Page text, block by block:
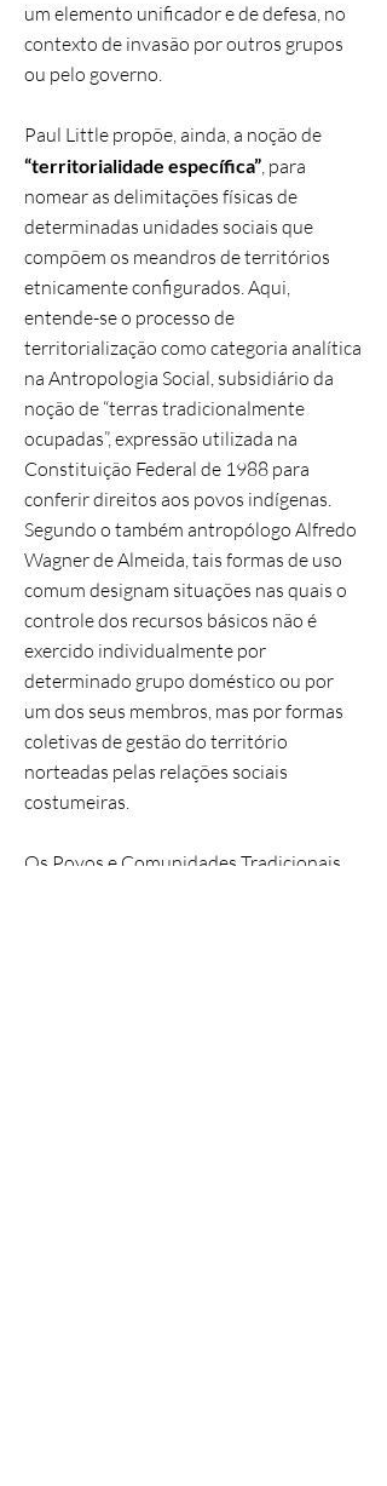
um elemento unificador e de defesa, no
contexto de invasão por outros grupos
ou pelo governo.
Paul Little propõe, ainda, a noção de
“territorialidade específica”, para
nomear as delimitações físicas de
determinadas unidades sociais que
compõem os meandros de territórios
etnicamente configurados. Aqui,
entende-se o processo de
territorialização como categoria analítica
na Antropologia Social, subsidiário da
noção de “terras tradicionalmente
ocupadas”, expressão utilizada na
Constituição Federal de 1988 para
conferir direitos aos povos indígenas.
Segundo o também antropólogo Alfredo
Wagner de Almeida, tais formas de uso
comum designam situações nas quais o
controle dos recursos básicos não é
exercido individualmente por
determinado grupo doméstico ou por
um dos seus membros, mas por formas
coletivas de gestão do território
norteadas pelas relações sociais
costumeiras.
Os Povos e Comunidades Tradicionais